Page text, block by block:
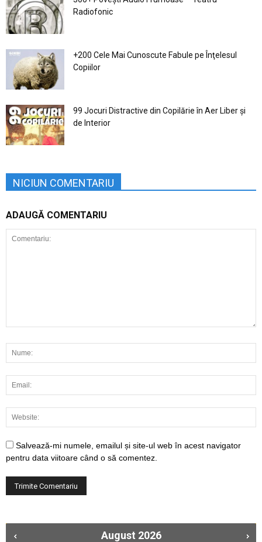
Radiofonic
+200 Cele Mai Cunoscute Fabule pe Înţelesul
Copiilor
99 Jocuri Distractive din Copilărie în Aer Liber şi
de Interior
NICIUN COMENTARIU
ADAUGĂ COMENTARIU
Salvează-mi numele, emailul și site-ul web în acest navigator
pentru data viitoare când o să comentez.
August 2026